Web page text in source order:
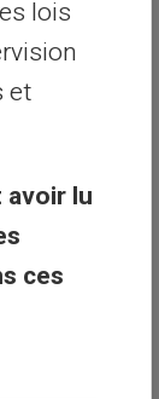
lois
et
lu
ces